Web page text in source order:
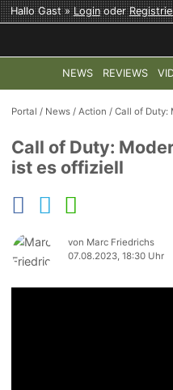
Hallo Gast »Loginoder
NEWS REVIEWS
TOP-THEMEN: COD:
Portal / News /Action /Call of Duty:
Call of Duty:
ist es offiziell
von Marc Friedrichs
07.08.2023, 18:30 Uhr